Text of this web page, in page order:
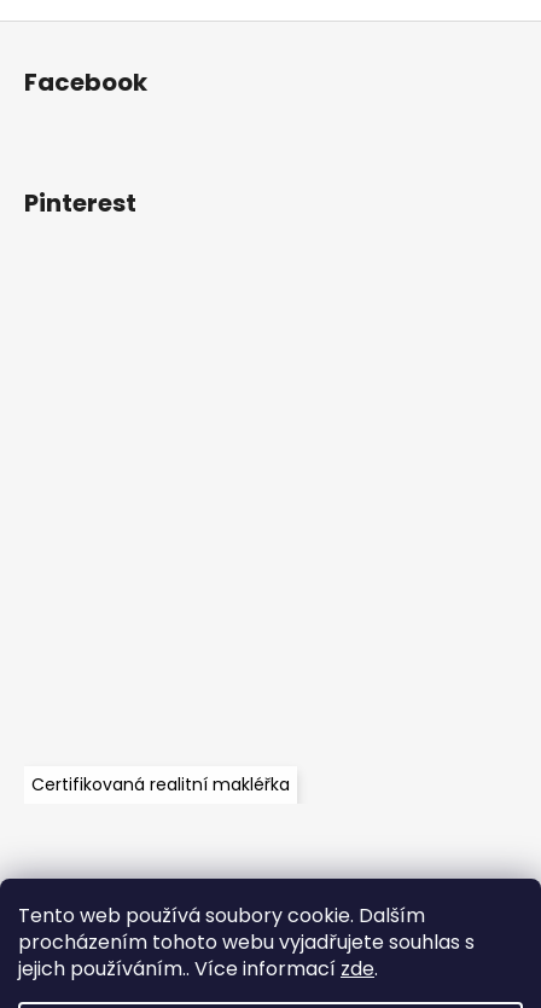
Tento web používá soubory cookie. Dalším
procházením tohoto webu vyjadřujete souhlas s
jejich používáním.. Více informací zde.
Z
Facebook
Pinterest
Certifikovaná realitní makléřka
Velkoobchod Časté dotazy Obchodní podmínky
Kontakt Vzorník mechů
Mechové stěny a zakázková výroba